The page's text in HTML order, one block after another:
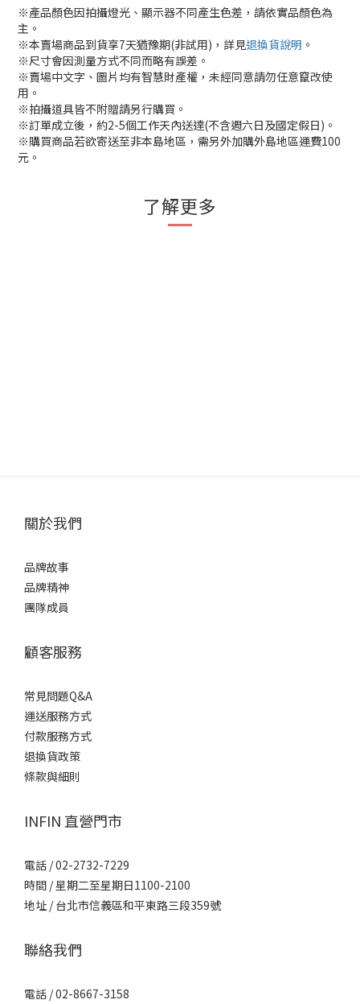
※產品顏色因拍攝燈光、顯示器不同產生色差，請依實品顏色為
主。
※本賣場商品到貨享7天猶豫期(非試用)，詳見退換貨說明 。
※尺寸會因測量方式不同而略有誤差。
※賣場中文字、圖片均有智慧財產權，未經同意請勿任意竄改使
用。
※拍攝道具皆不附贈請另行購買。
※訂單成立後，約2-5個工作天內送達(不含週六日及國定假日)。
※購買商品若欲寄送至非本島地區，需另外加購外島地區運費100
元。
了解更多
關於我們
品牌故事
品牌精神
團隊成員
顧客服務
常見問題Q&A
運送服務方式
付款服務方式
退換貨政策
條款與細則
INFIN 直營門市
電話 / 02-2732-7229
時間 / 星期二至星期日1100-2100
地址 / 台北市信義區和平東路三段359號
聯絡我們
電話 / 02-8667-3158